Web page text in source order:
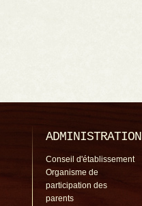
ADMINISTRATION
Conseil d'établissement
Organisme de
participation des
parents